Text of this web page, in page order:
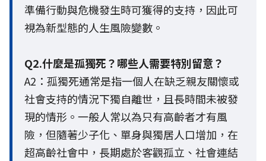
準備行動與危機發生時可獲得的支持，因此可
視為新型態的人生風險變數。
Q2.什麼是孤獨死？哪些人需要特別留意？
A2：孤獨死通常是指一個人在缺乏親友關懷或
社會支持的情況下獨自離世，且長時間未被發
現的情形。一般人常以為只有高齡者才有風
險，但隨著少子化、單身與獨居人口增加，在
超高齡社會中，長期處於客觀孤立、社會連結